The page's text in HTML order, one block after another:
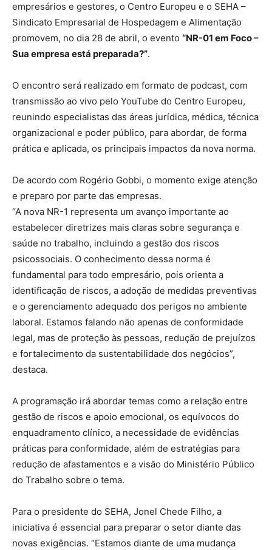
empresários e gestores, o Centro Europeu e o SEHA –
Sindicato Empresarial de Hospedagem e Alimentação
promovem, no dia 28 de abril, o evento “NR-01 em Foco –
Sua empresa está preparada?”.
O encontro será realizado em formato de podcast, com
transmissão ao vivo pelo YouTube do Centro Europeu,
reunindo especialistas das áreas jurídica, médica, técnica
organizacional e poder público, para abordar, de forma
prática e aplicada, os principais impactos da nova norma.
De acordo com Rogério Gobbi, o momento exige atenção
e preparo por parte das empresas.
“A nova NR-1 representa um avanço importante ao
estabelecer diretrizes mais claras sobre segurança e
saúde no trabalho, incluindo a gestão dos riscos
psicossociais. O conhecimento dessa norma é
fundamental para todo empresário, pois orienta a
identificação de riscos, a adoção de medidas preventivas
e o gerenciamento adequado dos perigos no ambiente
laboral. Estamos falando não apenas de conformidade
legal, mas de proteção às pessoas, redução de prejuízos
e fortalecimento da sustentabilidade dos negócios”,
destaca.
A programação irá abordar temas como a relação entre
gestão de riscos e apoio emocional, os equívocos do
enquadramento clínico, a necessidade de evidências
práticas para conformidade, além de estratégias para
redução de afastamentos e a visão do Ministério Público
do Trabalho sobre o tema.
Para o presidente do SEHA, Jonel Chede Filho, a
iniciativa é essencial para preparar o setor diante das
novas exigências. “Estamos diante de uma mudança